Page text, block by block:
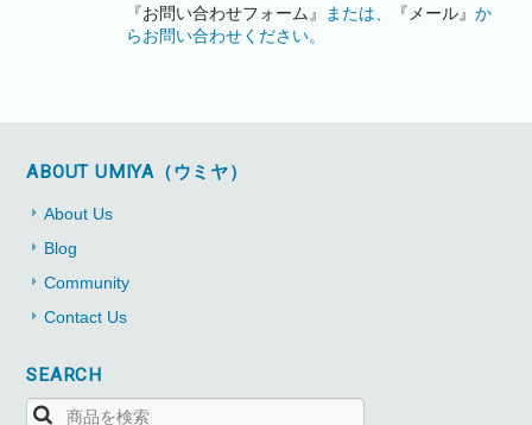
『お問い合わせフォーム』
または、 『メール』か
らお問い合わせください。
ABOUT UMIYA（ウミヤ）
About Us
Blog
Community
Contact Us
SEARCH